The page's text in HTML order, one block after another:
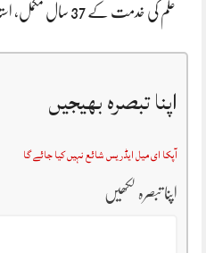
علم کی خدمت کے 37 سال مکمل، استاد چوہدری عبد الوحید کو شاندار انداز…
اپنا تبصرہ بھیجیں
آپکا ای میل ایڈریس شائع نہیں کیا جائے گا
اپنا تبصرہ لکھیں